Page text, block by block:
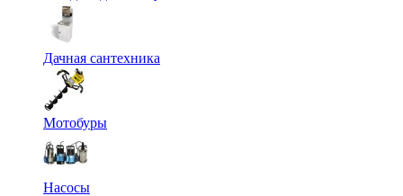
Дачная сантехника
Мотобуры
Насосы